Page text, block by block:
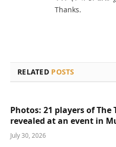
Thanks.
RELATED POSTS
Photos: 21 players of The
revealed at an event in
July 30, 2026